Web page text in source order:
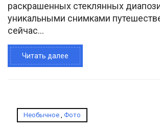
раскрашенных стеклянных
уникальными снимками
сейчас...
Читать далее
Необычное , Фото